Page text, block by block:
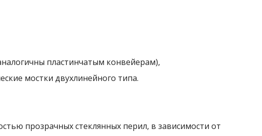
пластинчатым конвейерам),
мостки двухлинейного типа.
прозрачных стеклянных перил, в зависимости от